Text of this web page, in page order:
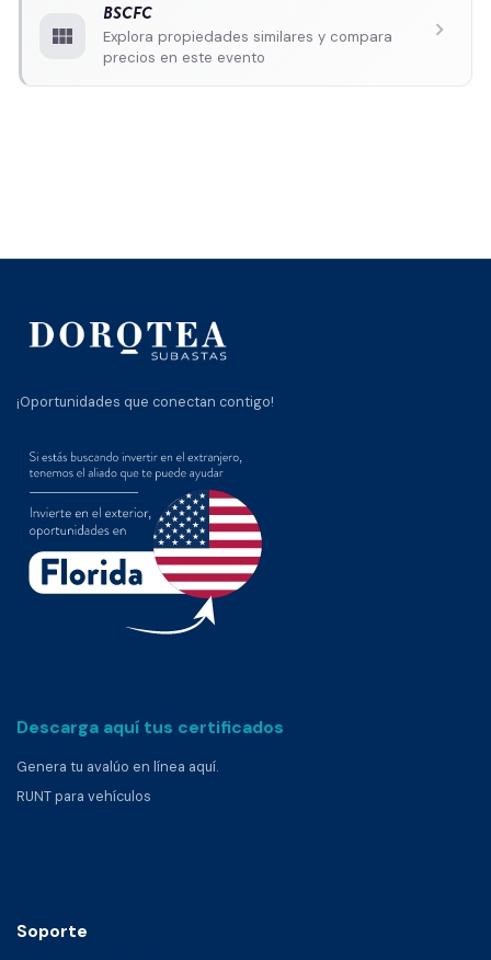
view_module
BSCFC
Explora propiedades similares y compara
precios en este evento
chevron_right
¡Oportunidades que conectan contigo!
Descarga aquí tus certificados
Genera tu avalúo en línea aquí.
RUNT para vehículos
Soporte